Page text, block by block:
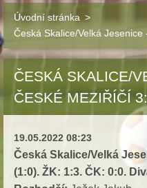
Úvodní stránka >
Česká Skalice/Velká
ČESKÁ SKALICE/
ČESKÉ MEZIŘÍČÍ
19.05.2022 08:23
Česká Skalice/Velká
(1:0). ŽK: 1:3. ČK: 0:0.